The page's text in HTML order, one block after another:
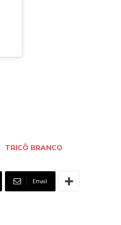
TRICÔ BRANCO
Email